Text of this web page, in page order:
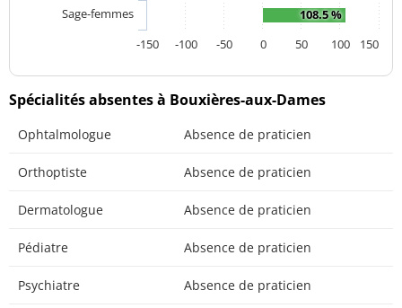
108.5 %
Sage-femmes
-150
-100 -50 0 50 100 150
Spécialités absentes à Bouxières-aux-Dames
Ophtalmologue Absence de praticien
Orthoptiste Absence de praticien
Dermatologue Absence de praticien
Pédiatre Absence de praticien
Psychiatre Absence de praticien